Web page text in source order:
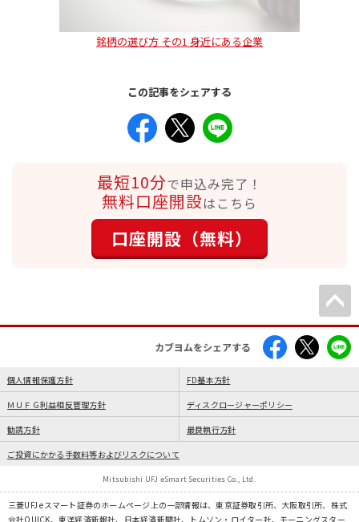
銘柄の選び方 その1 身近にある企業
この記事をシェアする
最短10分で申込み完了！
無料口座開設はこちら
口座開設（無料）
カブヨムをシェアする
個人情報保護方針 FD基本方針
ＭＵＦＧ利益相反管理方針 ディスクロージャーポリシー
勧誘方針 最良執行方針
ご投資にかかる手数料等およびリスクについて
Mitsubishi UFJ eSmart Securities Co., Ltd.
三菱UFJ eスマート証券のホームページ上の一部情報は、東京証券取引所、大阪取引所、株式
会社QUICK、東洋経済新報社、日本経済新聞社、トムソン・ロイター社、モーニングスター